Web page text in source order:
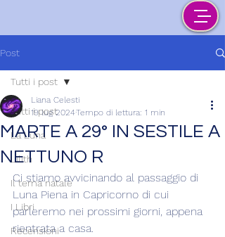
Post
Tutti i post
La Luna
Lilith
Il tema natale
I Libri
Recensioni
Tutti i post
MARTE A 29° IN SESTILE A
NETTUNO R
Liana Celesti
19 lug 2024Tempo di lettura: 1 min
Ci stiamo avvicinando al passaggio di
Luna Piena in Capricorno di cui
parleremo nei prossimi giorni, appena
rientrata a casa.